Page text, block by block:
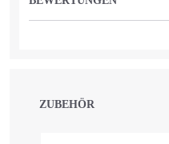
Produktgalerie
ZUBEHÖR